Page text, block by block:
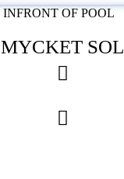
MYCKET SOL